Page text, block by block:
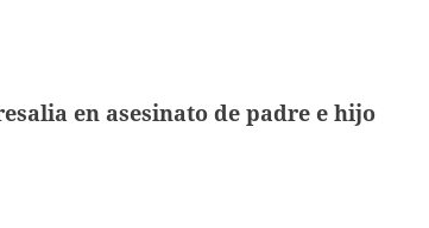
en asesinato de padre e hijo